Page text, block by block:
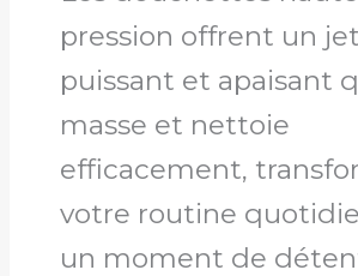
pression offrent un jet
puissant et apaisant
masse et nettoie
efficacement,
votre routine
un moment de